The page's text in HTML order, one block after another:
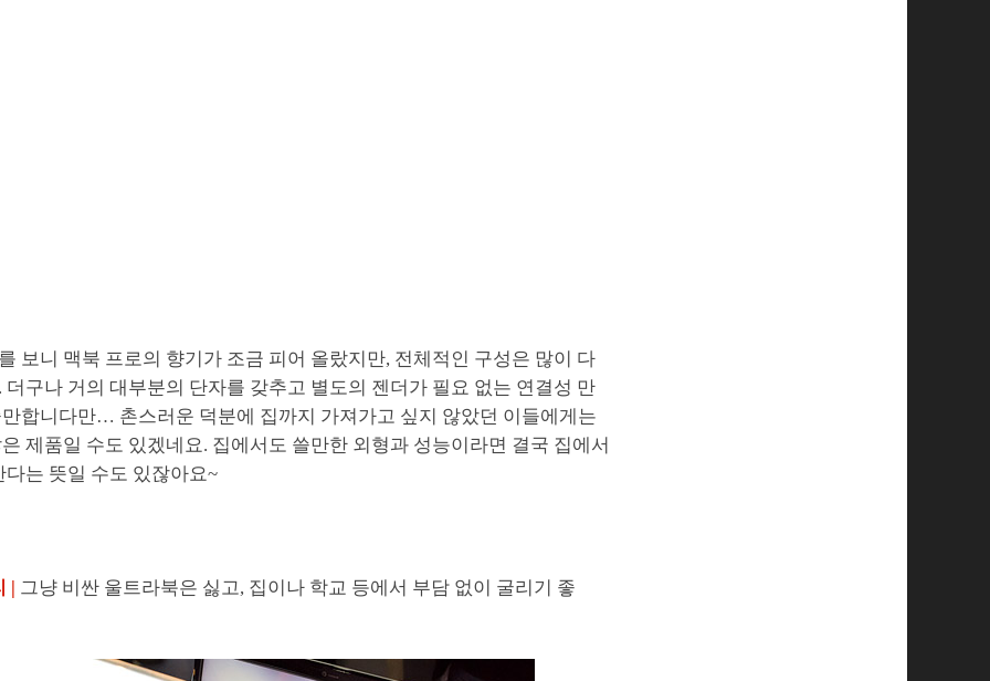
보니 맥북 프로의 향기가 조금 피어 올랐지만, 전체적인 구성은 많이 다
더구나 거의 대부분의 단자를 갖추고 별도의 젠더가 필요 없는 연결성 만
합니다만… 촌스러운 덕분에 집까지 가져가고 싶지 않았던 이들에게는
제품일 수도 있겠네요. 집에서도 쓸만한 외형과 성능이라면 결국 집에서
다는 뜻일 수도 있잖아요~
| 그냥 비싼 울트라북은 싫고, 집이나 학교 등에서 부담 없이 굴리기 좋